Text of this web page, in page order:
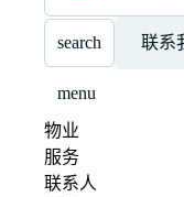
search 联系
menu
物业
服务
联系人